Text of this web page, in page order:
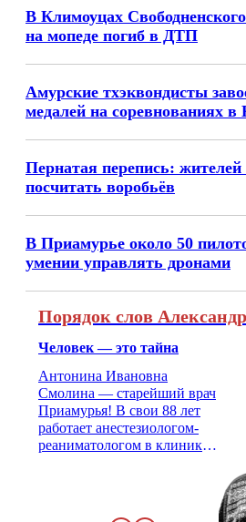
В Климоуцах
на мопеде погиб в ДТП
Амурские тхэквондисты
медалей на соревнованиях в
Пернатая перепись:
посчитать воробьёв
В Приамурье около 50
умении управлять дронами
Порядок слов
Человек — это тайна
Антонина Ивановна
Смолина — старейший врач
Приамурья! В свои 88 лет
работает анестезиологом-
реаниматологом в клинике
стажем о жизни, смерти